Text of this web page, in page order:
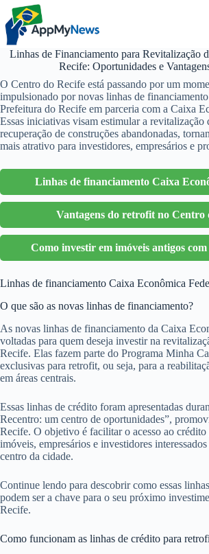
Pular
para
conteúdo
Linhas de Financiamento para Revitalização
Recife: Oportunidades e
O Centro do Recife está passando por um
impulsionado por novas linhas de
Prefeitura do Recife em parceria com a Caixa
Essas iniciativas visam estimular a revitalização
recuperação de construções abandonadas,
mais atrativo para investidores, empresários e
Linhas de financiamento Caixa
Vantagens do retrofit no Centro
Como investir em imóveis antigos
Linhas de financiamento Caixa Econômica
O que são as novas linhas de financiamento?
As novas linhas de financiamento da Caixa
voltadas para quem deseja investir na
Recife. Elas fazem parte do Programa Minha
exclusivas para retrofit, ou seja, para a
em áreas centrais.
Essas linhas de crédito foram apresentadas
Recentro: um centro de oportunidades”,
Recife. O objetivo é facilitar o acesso ao
imóveis, empresários e investidores
centro da cidade.
Continue lendo para descobrir como essas
podem ser a chave para o seu próximo
Recife.
Como funcionam as linhas de crédito para